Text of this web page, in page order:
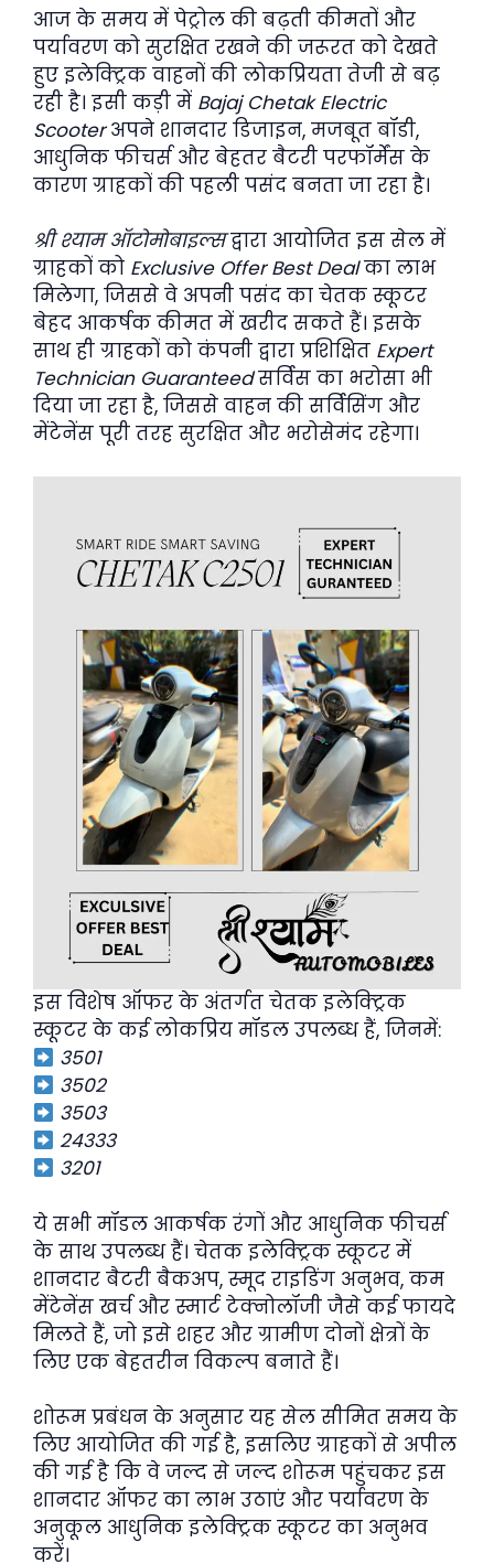
आज के समय में पेट्रोल की बढ़ती कीमतों और
पर्यावरण को सुरक्षित रखने की जरूरत को देखते
हुए इलेक्ट्रिक वाहनों की लोकप्रियता तेजी से बढ़
रही है। इसी कड़ी में Bajaj Chetak Electric
Scooterअपने शानदार डिजाइन, मजबूत बॉडी,
आधुनिक फीचर्स और बेहतर बैटरी परफॉर्मेंस के
कारण ग्राहकों की पहली पसंद बनता जा रहा है।
श्री श्याम ऑटोमोबाइल्सद्वारा आयोजित इस सेल में
ग्राहकों को Exclusive Offer Best Dealका लाभ
मिलेगा, जिससे वे अपनी पसंद का चेतक स्कूटर
बेहद आकर्षक कीमत में खरीद सकते हैं। इसके
साथ ही ग्राहकों को कंपनी द्वारा प्रशिक्षित Expert
Technician Guaranteedसर्विस का भरोसा भी
दिया जा रहा है, जिससे वाहन की सर्विसिंग और
मेंटेनेंस पूरी तरह सुरक्षित और भरोसेमंद रहेगा।
इस विशेष ऑफर के अंतर्गत चेतक इलेक्ट्रिक
स्कूटर के कई लोकप्रिय मॉडल उपलब्ध हैं, जिनमें:
3501
3502
3503
24333
3201
ये सभी मॉडल आकर्षक रंगों और आधुनिक फीचर्स
के साथ उपलब्ध हैं। चेतक इलेक्ट्रिक स्कूटर में
शानदार बैटरी बैकअप, स्मूद राइडिंग अनुभव, कम
मेंटेनेंस खर्च और स्मार्ट टेक्नोलॉजी जैसे कई फायदे
मिलते हैं, जो इसे शहर और ग्रामीण दोनों क्षेत्रों के
लिए एक बेहतरीन विकल्प बनाते हैं।
शोरूम प्रबंधन के अनुसार यह सेल सीमित समय के
लिए आयोजित की गई है, इसलिए ग्राहकों से अपील
की गई है कि वे जल्द से जल्द शोरूम पहुंचकर इस
शानदार ऑफर का लाभ उठाएं और पर्यावरण के
अनुकूल आधुनिक इलेक्ट्रिक स्कूटर का अनुभव
करें।